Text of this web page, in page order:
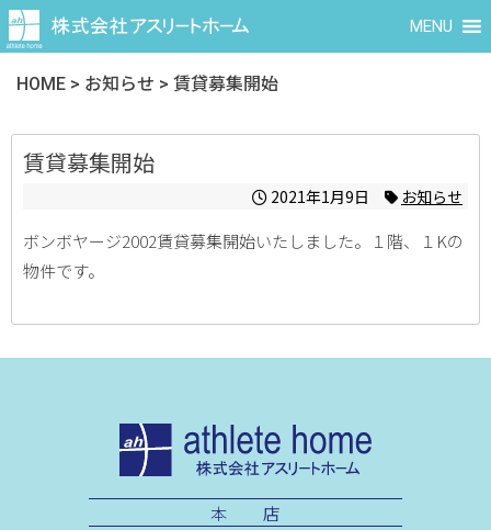
MENU
HOME > お知らせ > 賃貸募集開始
賃貸募集開始
2021年1月9日 お知らせ
ボンボヤージ2002賃貸募集開始いたしました。１階、１Kの
物件です。
本 店